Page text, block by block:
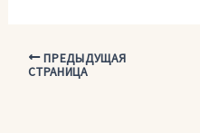
Навигация
ПРЕДЫДУЩАЯ
СТРАНИЦА